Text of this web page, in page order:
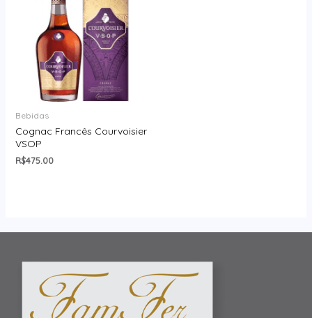
Bebidas
Cognac Francês Courvoisier
VSOP
R$475.00